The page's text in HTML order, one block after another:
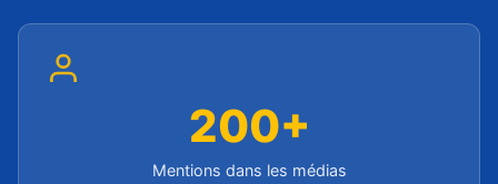
200+
Mentions dans les médias